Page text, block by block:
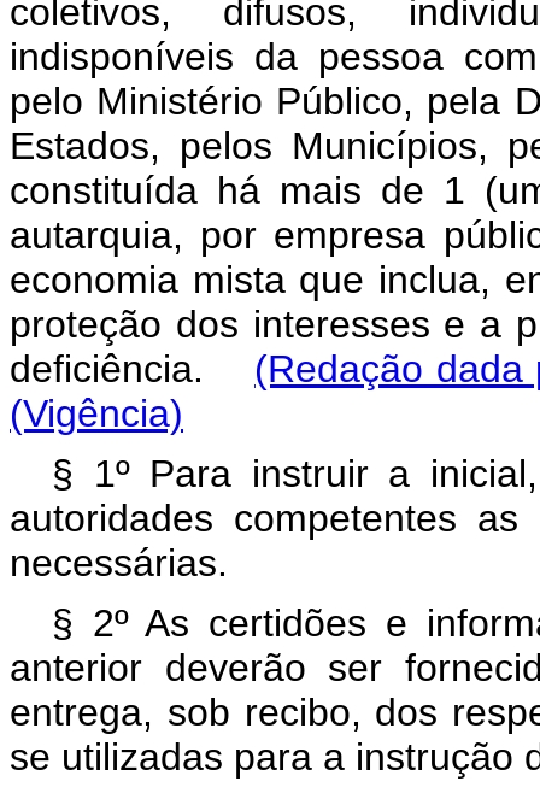
coletivos, difusos,
indisponíveis da pessoa
pelo Ministério Público, pela
Estados, pelos Municípios,
constituída há mais de 1
autarquia, por empresa
economia mista que inclua,
proteção dos interesses e a
deficiência. (Redação dada
(Vigência)
§ 1º Para instruir a
autoridades competentes
necessárias.
§ 2º As certidões e
anterior deverão ser
entrega, sob recibo, dos
se utilizadas para a instrução